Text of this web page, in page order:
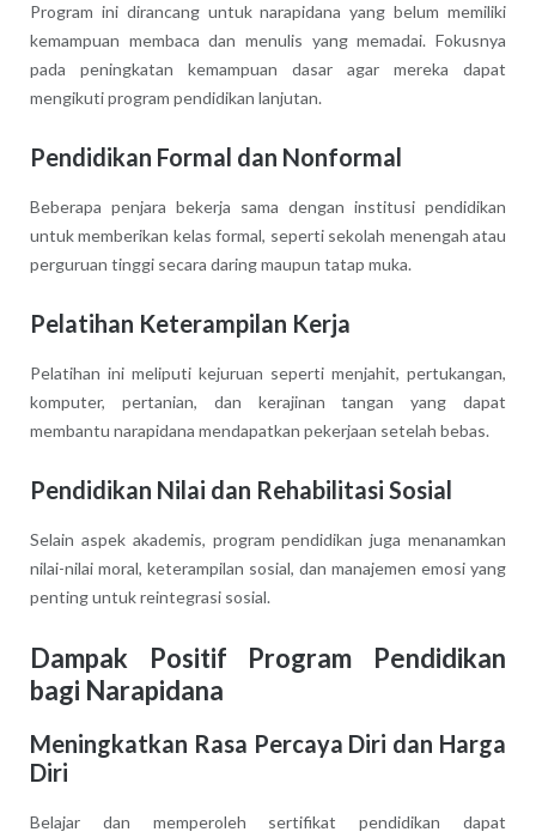
Program ini dirancang untuk narapidana yang belum memiliki
kemampuan membaca dan menulis yang memadai. Fokusnya
pada peningkatan kemampuan dasar agar mereka dapat
mengikuti program pendidikan lanjutan.
Pendidikan Formal dan Nonformal
Beberapa penjara bekerja sama dengan institusi pendidikan
untuk memberikan kelas formal, seperti sekolah menengah atau
perguruan tinggi secara daring maupun tatap muka.
Pelatihan Keterampilan Kerja
Pelatihan ini meliputi kejuruan seperti menjahit, pertukangan,
komputer, pertanian, dan kerajinan tangan yang dapat
membantu narapidana mendapatkan pekerjaan setelah bebas.
Pendidikan Nilai dan Rehabilitasi Sosial
Selain aspek akademis, program pendidikan juga menanamkan
nilai-nilai moral, keterampilan sosial, dan manajemen emosi yang
penting untuk reintegrasi sosial.
Dampak Positif Program Pendidikan
bagi Narapidana
Meningkatkan Rasa Percaya Diri dan Harga
Diri
Belajar dan memperoleh sertifikat pendidikan dapat